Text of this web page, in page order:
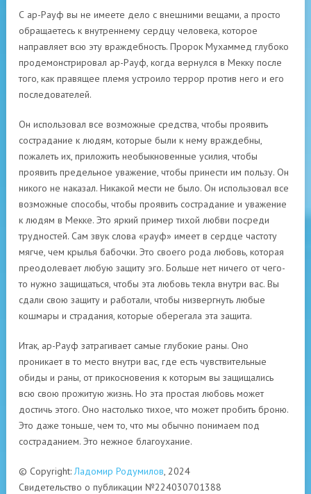
С ар-Рауф вы не имеете дело с внешними вещами, а просто
обращаетесь к внутреннему сердцу человека, которое
направляет всю эту враждебность. Пророк Мухаммед глубоко
продемонстрировал ар-Рауф, когда вернулся в Мекку после
того, как правящее племя устроило террор против него и его
последователей.
Он использовал все возможные средства, чтобы проявить
сострадание к людям, которые были к нему враждебны,
пожалеть их, приложить необыкновенные усилия, чтобы
проявить предельное уважение, чтобы принести им пользу. Он
никого не наказал. Никакой мести не было. Он использовал все
возможные способы, чтобы проявить сострадание и уважение
к людям в Мекке. Это яркий пример тихой любви посреди
трудностей. Сам звук слова «рауф» имеет в сердце частоту
мягче, чем крылья бабочки. Это своего рода любовь, которая
преодолевает любую защиту эго. Больше нет ничего от чего-
то нужно защищаться, чтобы эта любовь текла внутри вас. Вы
сдали свою защиту и работали, чтобы низвергнуть любые
кошмары и страдания, которые оберегала эта защита.
Итак, ар-Рауф затрагивает самые глубокие раны. Оно
проникает в то место внутри вас, где есть чувствительные
обиды и раны, от прикосновения к которым вы защищались
всю свою прожитую жизнь. Но эта простая любовь может
достичь этого. Оно настолько тихое, что может пробить броню.
Это даже тоньше, чем то, что мы обычно понимаем под
состраданием. Это нежное благоухание.
© Copyright:Ладомир Родумилов, 2024
Свидетельство о публикации №224030701388